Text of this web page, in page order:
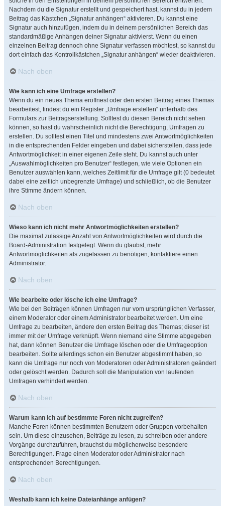
Nachdem du die Signatur erstellt und gespeichert hast, kannst du in jedem
Beitrag das Kästchen „Signatur anhängen“ aktivieren. Du kannst eine
Signatur auch hinzufügen, indem du in deinem persönlichen Bereich das
standardmäßige Anhängen deiner Signatur aktivierst. Wenn du einen
einzelnen Beitrag dennoch ohne Signatur verfassen möchtest, so kannst du
dort einfach das Kontrollkästchen „Signatur anhängen“ wieder deaktivieren.
Nach oben
Wie kann ich eine Umfrage erstellen?
Wenn du ein neues Thema eröffnest oder den ersten Beitrag eines Themas
bearbeitest, findest du ein Register „Umfrage erstellen“ unterhalb des
Formulars zur Beitragserstellung. Solltest du diesen Bereich nicht sehen
können, so hast du wahrscheinlich nicht die Berechtigung, Umfragen zu
erstellen. Du solltest einen Titel und mindestens zwei Antwortmöglichkeiten
in die entsprechenden Felder eingeben und dabei sicherstellen, dass jede
Antwortmöglichkeit in einer eigenen Zeile steht. Du kannst auch unter
„Auswahlmöglichkeiten pro Benutzer“ festlegen, wie viele Optionen ein
Benutzer auswählen kann, welches Zeitlimit für die Umfrage gilt (0 bedeutet
dabei eine zeitlich unbegrenzte Umfrage) und schließlich, ob die Benutzer
ihre Stimme ändern können.
Nach oben
Wieso kann ich nicht mehr Antwortmöglichkeiten erstellen?
Die maximal zulässige Anzahl von Antwortmöglichkeiten wird durch die
Board-Administration festgelegt. Wenn du glaubst, mehr
Antwortmöglichkeiten als zugelassen zu benötigen, kontaktiere einen
Administrator.
Nach oben
Wie bearbeite oder lösche ich eine Umfrage?
Wie bei den Beiträgen können Umfragen nur vom ursprünglichen Verfasser,
einem Moderator oder einem Administrator bearbeitet werden. Um eine
Umfrage zu bearbeiten, ändere den ersten Beitrag des Themas; dieser ist
immer mit der Umfrage verknüpft. Wenn niemand eine Stimme abgegeben
hat, dann können Benutzer die Umfrage löschen oder die Umfrageoption
bearbeiten. Sollte allerdings schon ein Benutzer abgestimmt haben, so
kann die Umfrage nur noch von Moderatoren oder Administratoren geändert
oder gelöscht werden. Dadurch soll die Manipulation von laufenden
Umfragen verhindert werden.
Nach oben
Warum kann ich auf bestimmte Foren nicht zugreifen?
Manche Foren können bestimmten Benutzern oder Gruppen vorbehalten
sein. Um diese einzusehen, Beiträge zu lesen, zu schreiben oder andere
Vorgänge durchzuführen, brauchst du möglicherweise besondere
Berechtigungen. Frage einen Moderator oder Administrator nach
entsprechenden Berechtigungen.
Nach oben
Weshalb kann ich keine Dateianhänge anfügen?